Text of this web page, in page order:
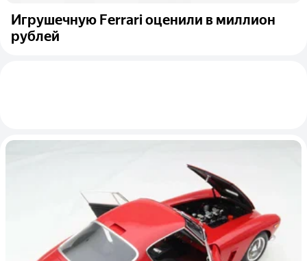
Игрушечную Ferrari оценили в миллион
рублей